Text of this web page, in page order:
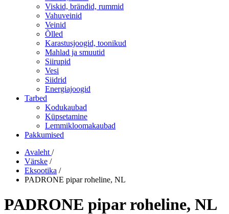
Viskid, brändid, rummid
Vahuveinid
Veinid
Õlled
Karastusjoogid, toonikud
Mahlad ja smuutid
Siirupid
Vesi
Siidrid
Energiajoogid
Tarbed
Kodukaubad
Küpsetamine
Lemmikloomakaubad
Pakkumised
Avaleht /
Värske /
Eksootika /
PADRONE pipar roheline, NL
PADRONE pipar roheline, NL